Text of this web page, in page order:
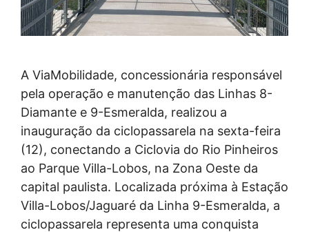
A ViaMobilidade, concessionária responsável
pela operação e manutenção das Linhas 8-
Diamante e 9-Esmeralda, realizou a
inauguração da ciclopassarela na sexta-feira
(12), conectando a Ciclovia do Rio Pinheiros
ao Parque Villa-Lobos, na Zona Oeste da
capital paulista. Localizada próxima à Estação
Villa-Lobos/Jaguaré da Linha 9-Esmeralda, a
ciclopassarela representa uma conquista